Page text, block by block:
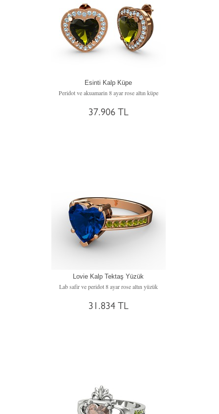
Esinti Kalp Küpe
Peridot ve akuamarin 8 ayar rose altın küpe
37.906 TL
Lovie Kalp Tektaş Yüzük
Lab safir ve peridot 8 ayar rose altın yüzük
31.834 TL